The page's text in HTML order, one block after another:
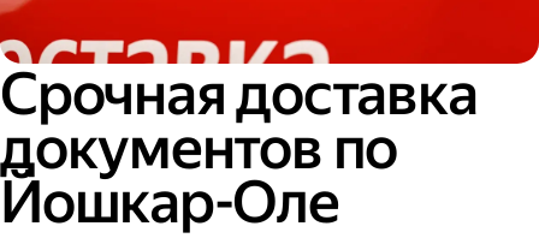
Срочная доставка
документов по
Йошкар-Оле